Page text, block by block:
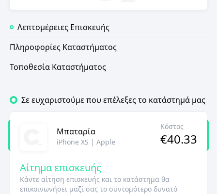
Λεπτομέρειες Επισκευής
Πληροφορίες Καταστήματος
Τοποθεσία Καταστήματος
Σε ευχαριστούμε που επέλεξες το κατάστημά μας
Μπαταρία
iPhone XS | Apple
Κόστος
€40.33
Αίτημα επισκευής
Κάντε αίτηση επισκευής και το κατάστημα θα
επικοινωνήσει μαζί σας το συντομότερο δυνατό